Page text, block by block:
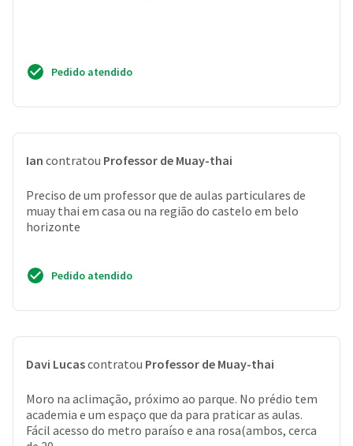
Pedido atendido
Ian contratou Professor de Muay-thai
Preciso de um professor que de aulas particulares de
muay thai em casa ou na região do castelo em belo
horizonte
Pedido atendido
Davi Lucascontratou Professor de Muay-thai
Moro na aclimação, próximo ao parque. No prédio tem
academia e um espaço que da para praticar as aulas.
Fácil acesso do metro paraíso e ana rosa(ambos, cerca